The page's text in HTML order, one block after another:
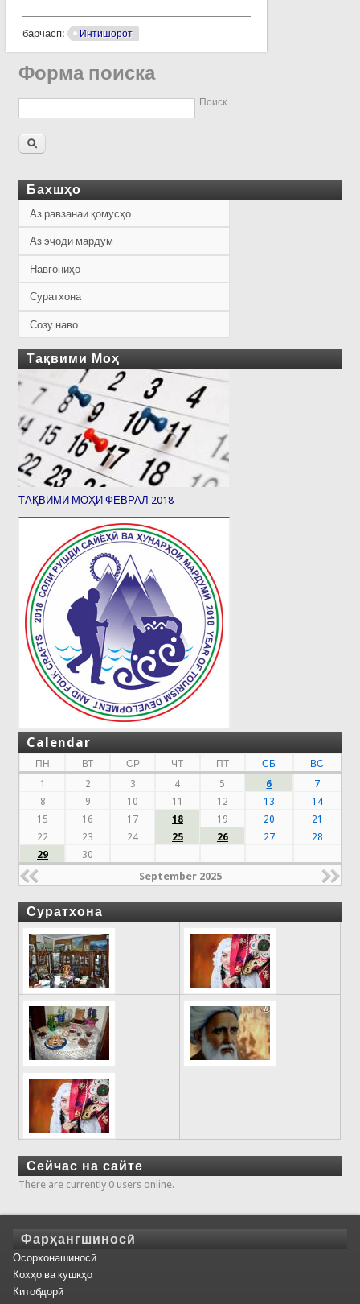
барчасп: Интишорот
Форма поиска
Поиск
Бахшҳо
Аз равзанаи қомусҳо
Аз эҷоди мардум
Навгониҳо
Суратхона
Созу наво
Тақвими Моҳ
ТАҚВИМИ МОҲИ ФЕВРАЛ 2018
Calendar
ПН ВТ СР ЧТ ПТ СБ
ВС
1
2 3 4 5 6
7
8
9 10 11 12 13
14
15
16 17 18 19 20
21
22
23 24 25 26 27
28
29
30
September 2025
Суратхона
Сейчас на сайте
There are currently 0 users online.
Фарҳангшиносӣ
Осорхонашиносӣ
Кохҳо ва кушкҳо
Китобдорӣ